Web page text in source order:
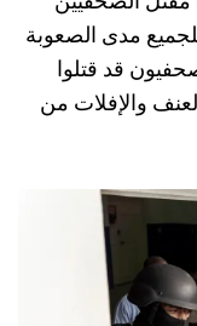
مدى الصعوبة
قد قتلوا
والإفلات من